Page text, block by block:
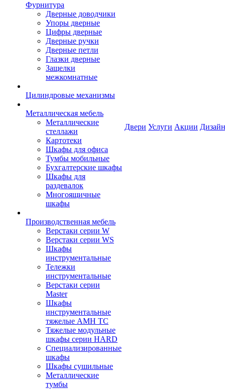
Фурнитура
Дверные доводчики
Упоры дверные
Цифры дверные
Дверные ручки
Дверные петли
Глазки дверные
Защелки
межкомнатные
Цилиндровые механизмы
Металлическая мебель
Металлические
стеллажи
Картотеки
Шкафы для офиса
Тумбы мобильные
Бухгалтерские шкафы
Шкафы для
раздевалок
Многоящичные
шкафы
Производственная мебель
Верстаки серии W
Верстаки серии WS
Шкафы
инструментальные
Тележки
инструментальные
Верстаки серии
Master
Шкафы
инструментальные
тяжелые AMH TC
Тяжелые модульные
шкафы серии HARD
Cпециализированные
шкафы
Шкафы сушильные
Металлические
тумбы
Двери Услуги Акции